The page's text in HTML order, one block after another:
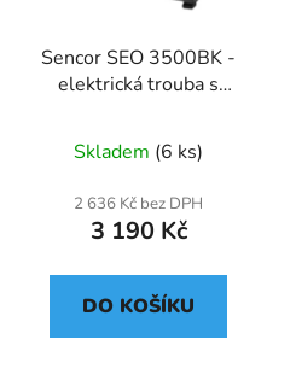
Sencor SEO 3500BK -
elektrická trouba s
Skladem (6 ks)
2 636 Kč bez DPH
3 190 Kč
DO KOŠÍKU